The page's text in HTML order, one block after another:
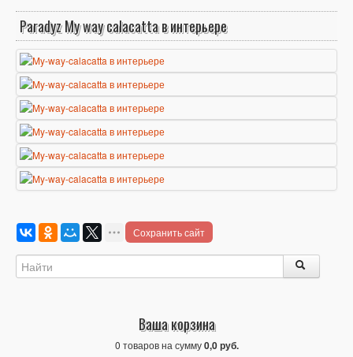
Paradyz My way calacatta в интерьере
Сохранить сайт
Ваша корзина
0 товаров на сумму0,0 руб.